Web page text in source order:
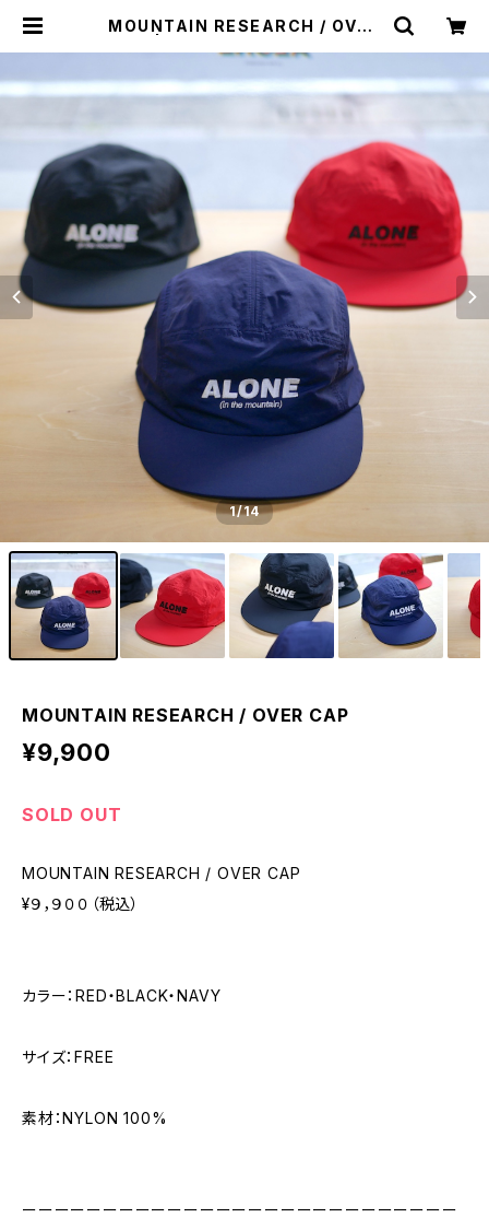
MOUNTAIN RESEARCH / OVER
バレーハウス
1/14
MOUNTAIN RESEARCH / OVER CAP
¥9,900
SOLD OUT
MOUNTAIN RESEARCH / OVER CAP
¥９，９００（税込）
カラー：RED・BLACK・NAVY
サイズ：FREE
素材：NYLON 100%
ーーーーーーーーーーーーーーーーーーーーーーーーーーー